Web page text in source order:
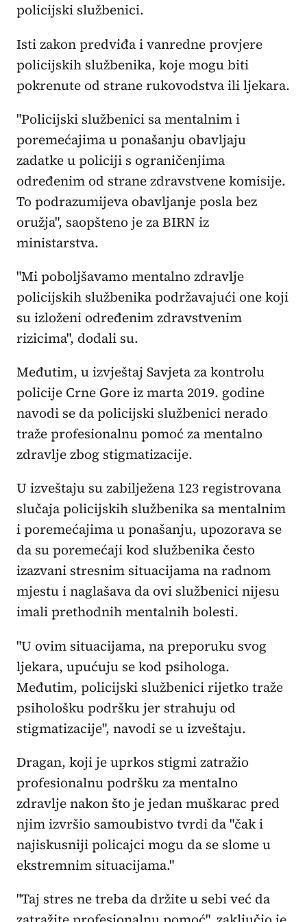
policijski službenici.
Isti zakon predviđa i vanredne provjere
policijskih službenika, koje mogu biti
pokrenute od strane rukovodstva ili ljekara.
"Policijski službenici sa mentalnim i
poremećajima u ponašanju obavljaju
zadatke u policiji s ograničenjima
određenim od strane zdravstvene komisije.
To podrazumijeva obavljanje posla bez
oružja", saopšteno je za BIRN iz
ministarstva.
"Mi poboljšavamo mentalno zdravlje
policijskih službenika podržavajući one koji
su izloženi određenim zdravstvenim
rizicima", dodali su.
Međutim, u izvještaj Savjeta za kontrolu
policije Crne Gore iz marta 2019. godine
navodi se da policijski službenici nerado
traže profesionalnu pomoć za mentalno
zdravlje zbog stigmatizacije.
U izveštaju su zabilježena 123 registrovana
slučaja policijskih službenika sa mentalnim
i poremećajima u ponašanju, upozorava se
da su poremećaji kod službenika često
izazvani stresnim situacijama na radnom
mjestu i naglašava da ovi službenici nijesu
imali prethodnih mentalnih bolesti.
"U ovim situacijama, na preporuku svog
ljekara, upućuju se kod psihologa.
Međutim, policijski službenici rijetko traže
psihološku podršku jer strahuju od
stigmatizacije", navodi se u izveštaju.
Dragan, koji je uprkos stigmi zatražio
profesionalnu podršku za mentalno
zdravlje nakon što je jedan muškarac pred
njim izvršio samoubistvo tvrdi da "čak i
najiskusniji policajci mogu da se slome u
ekstremnim situacijama."
"Taj stres ne treba da držite u sebi već da